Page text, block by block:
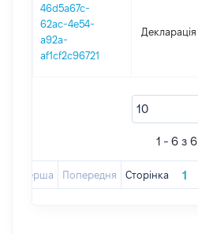
46d5a67c-
62ac-4e54-
a92a-
af1cf2c96721
Декларація
1 - 6 з 6
Перша Попередня Сторінка